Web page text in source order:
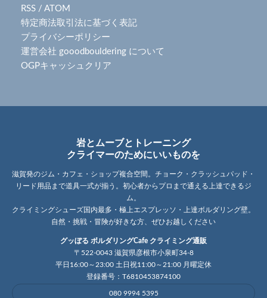
RSS / ATOM
特定商法取引法に基づく表記
プライバシーポリシー
運営会社 gooodbouldering について
OGPキャッシュクリア
岩とムーブとトレーニング
クライマーのためにいいものを
滋賀発のジム・カフェ・ショップ複合空間。チョーク・クラッシュパッド・
リード用品まで道具一式が揃う。初心者からプロまで通える上達できるジ
ム。
クライミングシューズ国内最多・極上エスプレッソ・上達ボルダリング壁。
自然・挑戦・冒険が好きな方、ぜひお越しください
グッぼる ボルダリングCafe クライミング通販
〒522-0043 滋賀県彦根市小泉町34-8
平日16:00～23:00 土日祝11:00～21:00 月曜定休
登録番号：T6810453874100
080 9994 5395